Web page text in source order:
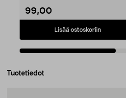
99,00
Lisää ostoskoriin
Tuotetiedot